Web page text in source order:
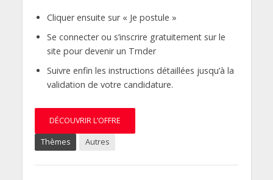
Cliquer ensuite sur « Je postule »
Se connecter ou s’inscrire gratuitement sur le
site pour devenir un Trnder
Suivre enfin les instructions détaillées jusqu’à la
validation de votre candidature.
DÉCOUVRIR L’OFFRE
Thèmes Autres